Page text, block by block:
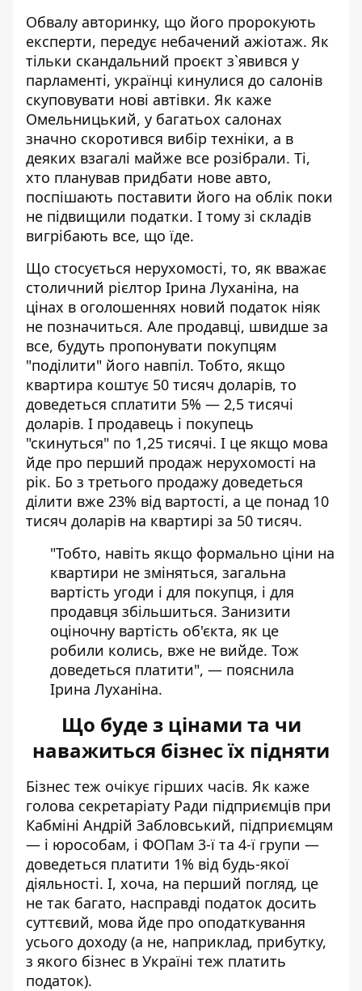
Обвалу авторинку, що його пророкують
експерти, передує небачений ажіотаж. Як
тільки скандальний проєкт з`явився у
парламенті, українці кинулися до салонів
скуповувати нові автівки. Як каже
Омельницький, у багатьох салонах
значно скоротився вибір техніки, а в
деяких взагалі майже все розібрали. Ті,
хто планував придбати нове авто,
поспішають поставити його на облік поки
не підвищили податки. І тому зі складів
вигрібають все, що їде.
Що стосується нерухомості, то, як вважає
столичний рієлтор Ірина Луханіна, на
цінах в оголошеннях новий податок ніяк
не позначиться. Але продавці, швидше за
все, будуть пропонувати покупцям
"поділити" його навпіл. Тобто, якщо
квартира коштує 50 тисяч доларів, то
доведеться сплатити 5% — 2,5 тисячі
доларів. І продавець і покупець
"скинуться" по 1,25 тисячі. І це якщо мова
йде про перший продаж нерухомості на
рік. Бо з третього продажу доведеться
ділити вже 23% від вартості, а це понад 10
тисяч доларів на квартирі за 50 тисяч.
"Тобто, навіть якщо формально ціни на
квартири не зміняться, загальна
вартість угоди і для покупця, і для
продавця збільшиться. Занизити
оціночну вартість об'єкта, як це
робили колись, вже не вийде. Тож
доведеться платити", — пояснила
Ірина Луханіна.
Що буде з цінами та чи
наважиться бізнес їх підняти
Бізнес теж очікує гірших часів. Як каже
голова секретаріату Ради підприємців при
Кабміні Андрій Забловський, підприємцям
— і юрособам, і ФОПам 3-ї та 4-ї групи —
доведеться платити 1% від будь-якої
діяльності. І, хоча, на перший погляд, це
не так багато, насправді податок досить
суттєвий, мова йде про оподаткування
усього доходу (а не, наприклад, прибутку,
з якого бізнес в Україні теж платить
податок).